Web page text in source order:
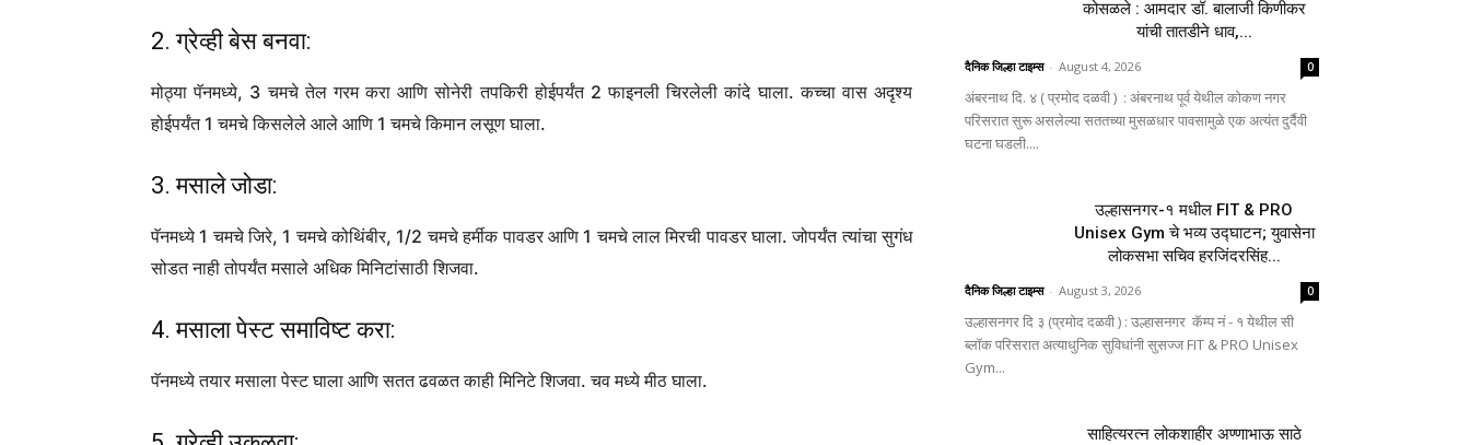
1. मसाला पेस्ट तयार करा:
सुवर्ण व सुगंधित होईपर्यंत 1/4 कप शेंगदाणे, 2 चमचे तीळ आणि 1/2 कप किसलेले नारळ कोरडे भाजून घ्या. या भाजलेल्या
घटकांना गुळगुळीत पेस्टमध्ये मिसळा.
2. ग्रेव्ही बेस बनवा:
मोठ्या पॅनमध्ये, 3 चमचे तेल गरम करा आणि सोनेरी तपकिरी होईपर्यंत 2 फाइनली चिरलेली कांदे घाला. कच्चा वास अदृश्य
होईपर्यंत 1 चमचे किसलेले आले आणि 1 चमचे किमान लसूण घाला.
3. मसाले जोडा:
पॅनमध्ये 1 चमचे जिरे, 1 चमचे कोथिंबीर, 1/2 चमचे हर्मीक पावडर आणि 1 चमचे लाल मिरची पावडर घाला. जोपर्यंत त्यांचा सुगंध
कोसळले : आमदार डॉ. बालाजी किणीकर
यांची तातडीने धाव,...
दैनिक जिल्हा टाइम्स - August 4, 2026 0
अंबरनाथ दि. ४ ( प्रमोद दळवी ) : अंबरनाथ पूर्व येथील कोकण नगर
परिसरात सुरू असलेल्या सततच्या मुसळधार पावसामुळे एक अत्यंत दुर्दैवी
घटना घडली....
उल्हासनगर-१ मधील FIT & PRO
Unisex Gym चे भव्य उद्घाटन; युवासेना
लोकसभा सचिव हरजिंदरसिंह...
दैनिक जिल्हा टाइम्स - August 3, 2026 0
उल्हासनगर दि ३ (प्रमोद दळवी ) : उल्हासनगर कॅम्प नं - १ येथील सी
ब्लॉक परिसरात अत्याधुनिक सुविधांनी सुसज्ज FIT & PRO Unisex
Gym...
साहित्यरत्न लोकशाहीर अण्णाभाऊ साठे